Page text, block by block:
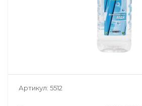
Артикул: 5512